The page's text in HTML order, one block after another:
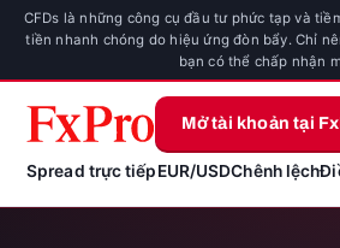
CFDs là những công cụ đầu tư phức tạp và
tiền nhanh chóng do hiệu ứng đòn bẩy. Chỉ
bạn có thể chấp nhận
Spread trực tiếpEUR/USDChênh lệch
Mở tài khoản tại